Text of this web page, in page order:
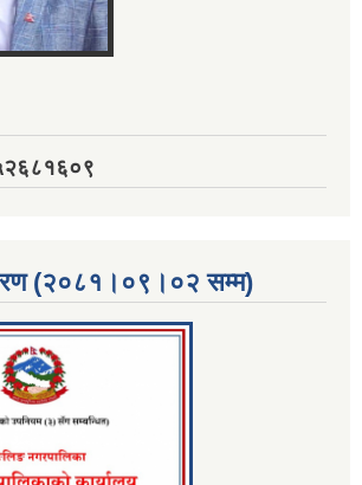
(२०८१।०९।०२ सम्म)